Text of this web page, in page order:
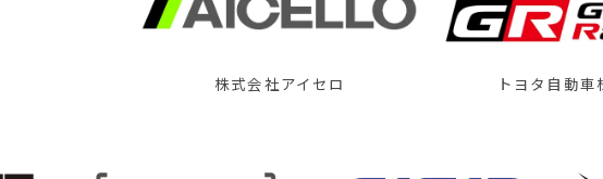
株式会社アイセロ トヨタ自動車